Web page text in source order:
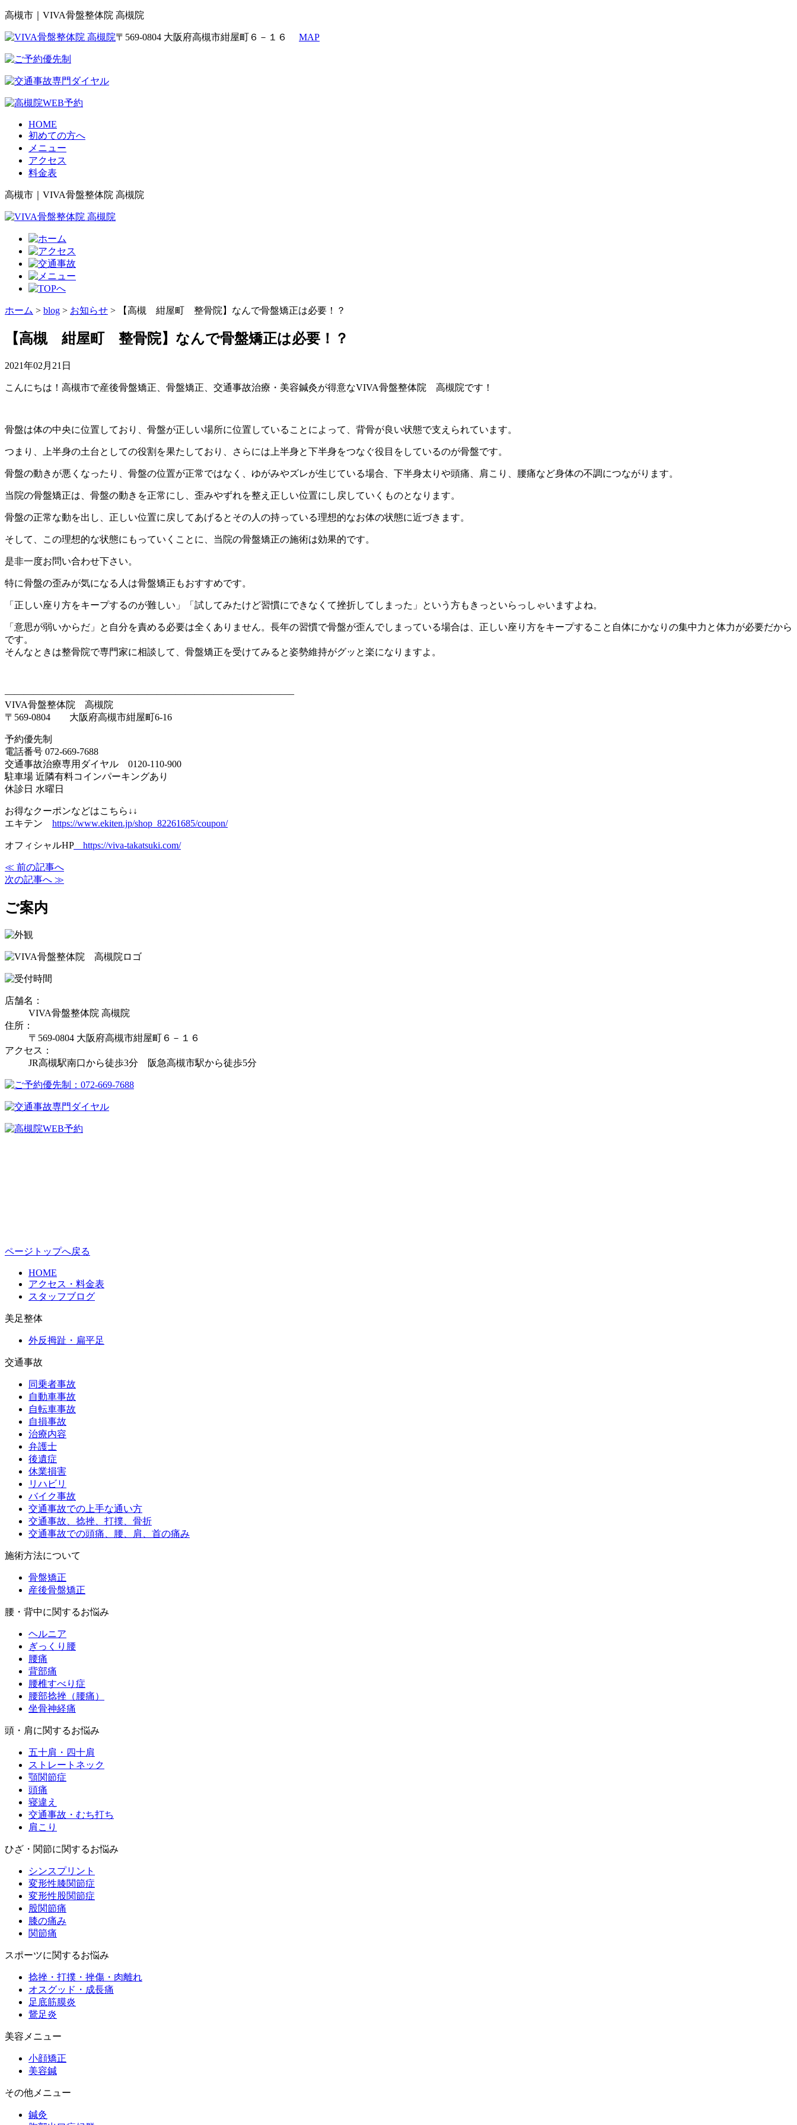
高槻市｜VIVA骨盤整体院 高槻院
〒569-0804 大阪府高槻市紺屋町６－１６ MAP
HOME
初めての方へ
メニュー
アクセス
料金表
高槻市｜VIVA骨盤整体院 高槻院
ホーム > blog > お知らせ > 【高槻 紺屋町 整骨院】なんで骨盤矯正は必要！？
【高槻 紺屋町 整骨院】なんで骨盤矯正は必要！？
2021年02月21日
こんにちは！高槻市で産後骨盤矯正、骨盤矯正、交通事故治療・美容鍼灸が得意なVIVA骨盤整体院 高槻院です！
骨盤は体の中央に位置しており、骨盤が正しい場所に位置していることによって、背骨が良い状態で支えられています。
つまり、上半身の土台としての役割を果たしており、さらには上半身と下半身をつなぐ役目をしているのが骨盤です。
骨盤の動きが悪くなったり、骨盤の位置が正常ではなく、ゆがみやズレが生じている場合、下半身太りや頭痛、肩こり、腰痛など身体の不調につながります。
当院の骨盤矯正は、骨盤の動きを正常にし、歪みやずれを整え正しい位置にし戻していくものとなります。
骨盤の正常な動を出し、正しい位置に戻してあげるとその人の持っている理想的なお体の状態に近づきます。
そして、この理想的な状態にもっていくことに、当院の骨盤矯正の施術は効果的です。
是非一度お問い合わせ下さい。
特に骨盤の歪みが気になる人は骨盤矯正もおすすめです。
「正しい座り方をキープするのが難しい」「試してみたけど習慣にできなくて挫折してしまった」という方もきっといらっしゃいますよね。
「意思が弱いからだ」と自分を責める必要は全くありません。長年の習慣で骨盤が歪んでしまっている場合は、正しい座り方をキープすること自体にかなりの集中力と体力が必要だから
です。
そんなときは整骨院で専門家に相談して、骨盤矯正を受けてみると姿勢維持がグッと楽になりますよ。
——————————————————————————————–
VIVA骨盤整体院 高槻院
〒569-0804 大阪府高槻市紺屋町6-16
予約優先制
電話番号 072-669-7688
交通事故治療専用ダイヤル 0120-110-900
駐車場 近隣有料コインパーキングあり
休診日 水曜日
お得なクーポンなどはこちら↓↓
エキテン https://www.ekiten.jp/shop_82261685/coupon/
オフィシャルHPhttps://viva-takatsuki.com/
≪ 前の記事へ
次の記事へ ≫
ご案内
店舗名：
VIVA骨盤整体院 高槻院
住所：
〒569-0804 大阪府高槻市紺屋町６－１６
アクセス：
JR高槻駅南口から徒歩3分 阪急高槻市駅から徒歩5分
ページトップへ戻る
HOME
アクセス・料金表
スタッフブログ
美足整体
外反拇趾・扁平足
交通事故
同乗者事故
自動車事故
自転車事故
自損事故
治療内容
弁護士
後遺症
休業損害
リハビリ
バイク事故
交通事故での上手な通い方
交通事故、捻挫、打撲、骨折
交通事故での頭痛、腰、肩、首の痛み
施術方法について
骨盤矯正
産後骨盤矯正
腰・背中に関するお悩み
ヘルニア
ぎっくり腰
腰痛
背部痛
腰椎すべり症
腰部捻挫（腰痛）
坐骨神経痛
頭・肩に関するお悩み
五十肩・四十肩
ストレートネック
顎関節症
頭痛
寝違え
交通事故・むち打ち
肩こり
ひざ・関節に関するお悩み
シンスプリント
変形性膝関節症
変形性股関節症
股関節痛
膝の痛み
関節痛
スポーツに関するお悩み
捻挫・打撲・挫傷・肉離れ
オスグッド・成長痛
足底筋膜炎
鵞足炎
美容メニュー
小顔矯正
美容鍼
その他メニュー
鍼灸